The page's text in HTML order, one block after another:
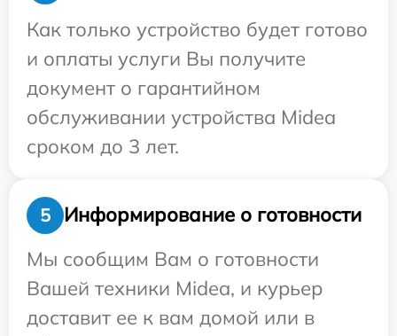
Как только устройство будет готово
и оплаты услуги Вы получите
документ о гарантийном
обслуживании устройства Midea
сроком до 3 лет.
5
Информирование о готовности
Мы сообщим Вам о готовности
Вашей техники Midea, и курьер
доставит ее к вам домой или в